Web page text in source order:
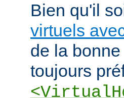
Bien qu'il
virtuels
de la
toujours